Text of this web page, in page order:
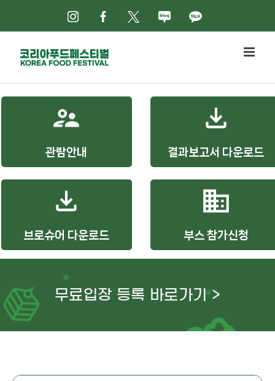
인스타그램
페이스북
X 네이버블로그
카카오톡
supervisor_account
관람안내
file_download
결과보고서 다운로드
file_download
브로슈어 다운로드
business
부스 참가신청
무료입장 등록 바로가기 >